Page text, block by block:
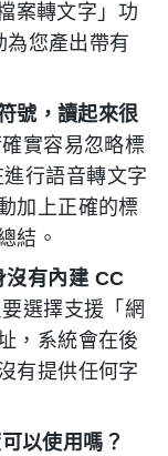
案轉文字」功
為您產出帶有
號，讀起來很
實容易忽略標
行語音轉文字
加上正確的標
結。
有內建 CC
選擇支援「網
，系統會在後
有提供任何字
以使用嗎？